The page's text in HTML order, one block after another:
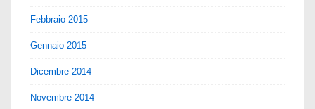
Febbraio 2015
Gennaio 2015
Dicembre 2014
Novembre 2014